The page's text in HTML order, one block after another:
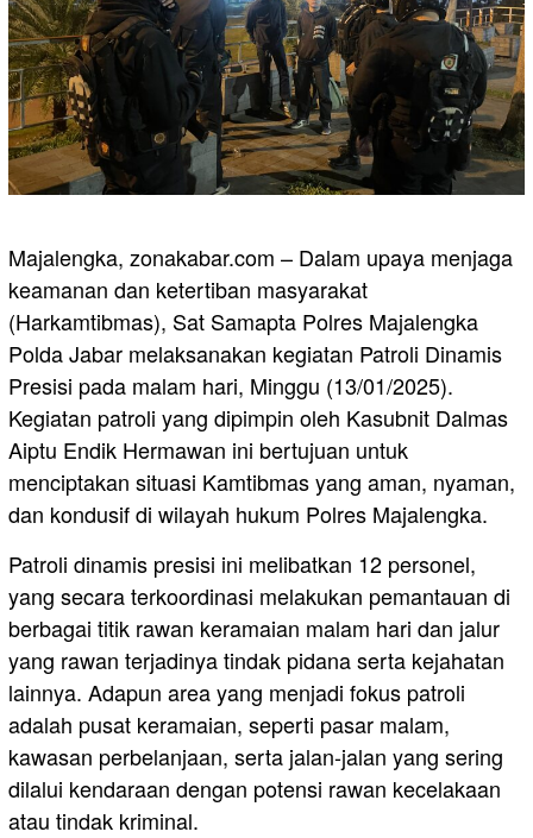
Majalengka, zonakabar.com – Dalam upaya menjaga
keamanan dan ketertiban masyarakat
(Harkamtibmas), Sat Samapta Polres Majalengka
Polda Jabar melaksanakan kegiatan Patroli Dinamis
Presisi pada malam hari, Minggu (13/01/2025).
Kegiatan patroli yang dipimpin oleh Kasubnit Dalmas
Aiptu Endik Hermawan ini bertujuan untuk
menciptakan situasi Kamtibmas yang aman, nyaman,
dan kondusif di wilayah hukum Polres Majalengka.
Patroli dinamis presisi ini melibatkan 12 personel,
yang secara terkoordinasi melakukan pemantauan di
berbagai titik rawan keramaian malam hari dan jalur
yang rawan terjadinya tindak pidana serta kejahatan
lainnya. Adapun area yang menjadi fokus patroli
adalah pusat keramaian, seperti pasar malam,
kawasan perbelanjaan, serta jalan-jalan yang sering
dilalui kendaraan dengan potensi rawan kecelakaan
atau tindak kriminal.